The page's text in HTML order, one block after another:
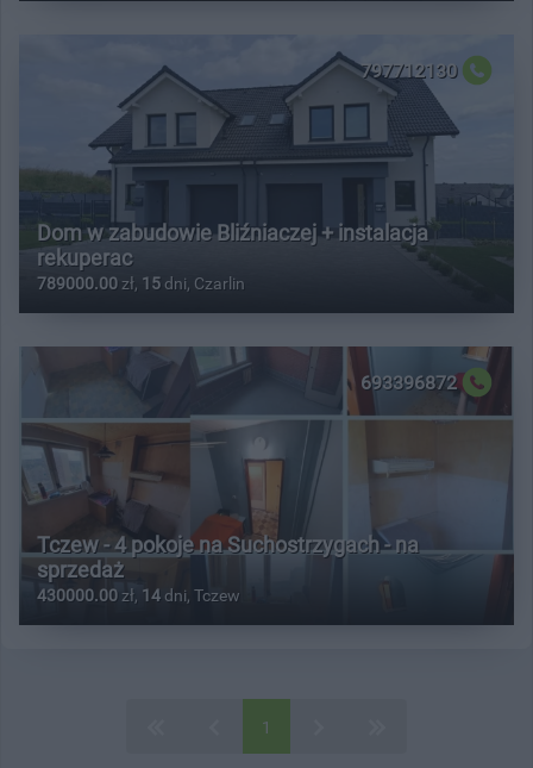
797712130
Dom w zabudowie Bliźniaczej + instalacja
rekuperac
789000.00 zł, 15 dni, Czarlin
693396872
Tczew - 4 pokoje na Suchostrzygach - na
sprzedaż
430000.00 zł, 14 dni, Tczew
1